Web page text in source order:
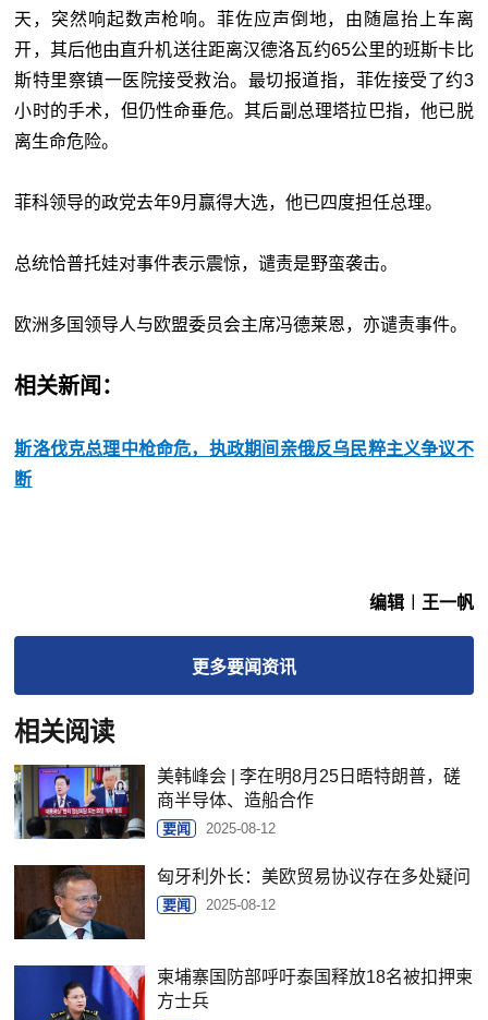
天，突然响起数声枪响。菲佐应声倒地，由随扈抬上车离
开，其后他由直升机送往距离汉德洛瓦约65公里的班斯卡比
斯特里察镇一医院接受救治。最切报道指，菲佐接受了约3
小时的手术，但仍性命垂危。其后副总理塔拉巴指，他已脱
离生命危险。
菲科领导的政党去年9月赢得大选，他已四度担任总理。
总统恰普托娃对事件表示震惊，谴责是野蛮袭击。
欧洲多国领导人与欧盟委员会主席冯德莱恩，亦谴责事件。
相关新闻：
斯洛伐克总理中枪命危，执政期间亲俄反乌民粹主义争议不
断
编辑︱王一帆
更多要闻资讯
相关阅读
美韩峰会 | 李在明8月25日晤特朗普，磋
商半导体、造船合作
要闻 2025-08-12
匈牙利外长：美欧贸易协议存在多处疑问
要闻 2025-08-12
柬埔寨国防部呼吁泰国释放18名被扣押柬
方士兵